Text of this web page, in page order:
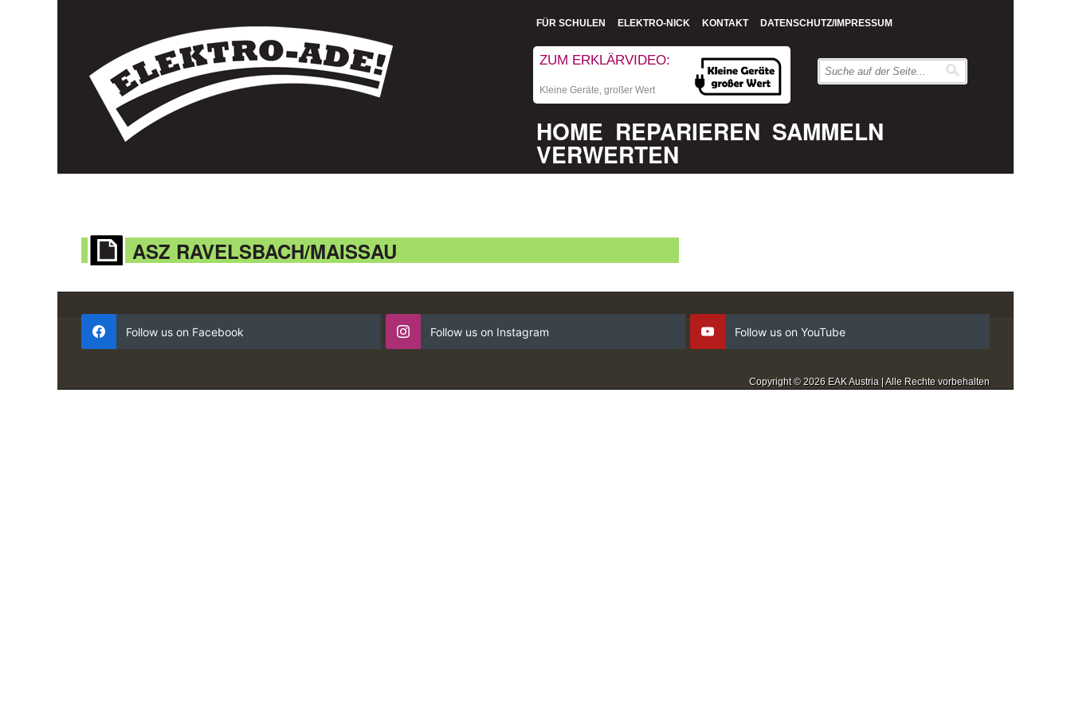
FÜR SCHULEN ELEKTRO-NICK KONTAKT DATENSCHUTZ/IMPRESSUM
ZUM ERKLÄRVIDEO:
Kleine Geräte, großer Wert
HOME REPARIEREN SAMMELN
VERWERTEN
ASZ RAVELSBACH/MAISSAU
Follow us on Facebook Follow us on Instagram Follow us on YouTube
Copyright © 2026 EAK Austria | Alle Rechte vorbehalten